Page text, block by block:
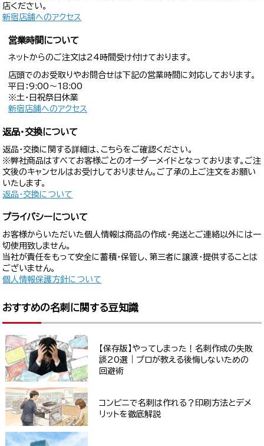
店ください。
新宿店舗へのアクセス
営業時間について
ネットからのご注文は24時間受け付けております。
店頭でのお受取りやお問合せは下記の営業時間に対応しております。
平日：9:00〜18:00
※土・日祝祭日休業
新宿店舗へのアクセス
返品・交換について
返品・交換に関する詳細は、こちらをご確認ください。
※弊社商品はすべてお客様ごとのオーダーメイドとなっております。ご注
文後のキャンセルはお受けしておりません。ご了承の上ご注文をお願い
いたします。
返品・交換について
プライバシーについて
お客様からいただいた個人情報は商品の作成・発送とご連絡以外には一
切使用致しません。
当社が責任をもって安全に蓄積・保管し、第三者に譲渡・提供することは
ございません。
個人情報保護方針について
おすすめの名刺に関する豆知識
【保存版】やってしまった！名刺作成の失敗
談20選｜プロが教える後悔しないための
回避術
コンビニで名刺は作れる？印刷方法とデメ
リットを徹底解説